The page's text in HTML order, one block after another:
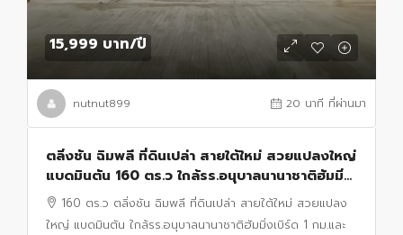
15,999 บาท/ปี
nutnut899 20 นาที ที่ผ่านมา
ตลิ่งชัน ฉิมพลี ที่ดินเปล่า สายใต้ใหม่ สวยแปลงใหญ่
แบดมินตัน 160 ตร.ว ใกล้รร.อนุบาลนานาชาติฮัมมิ่ง
เบิร์ด 1 กม.และ เอสซี พลาซ่า 1 กม.
160 ตร.ว ตลิ่งชัน ฉิมพลี ที่ดินเปล่า สายใต้ใหม่ สวยแปลง
ใหญ่ แบดมินตัน ใกล้รร.อนุบาลนานาชาติฮัมมิ่งเบิร์ด 1 กม.และ